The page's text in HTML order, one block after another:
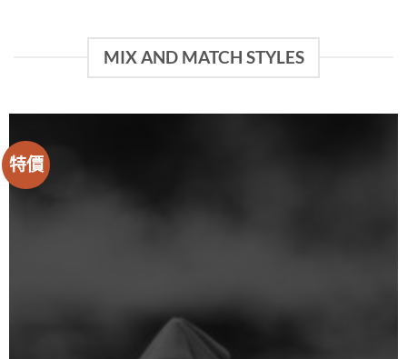
NT$9,900。NT$7,450。
MIX AND MATCH STYLES
特價